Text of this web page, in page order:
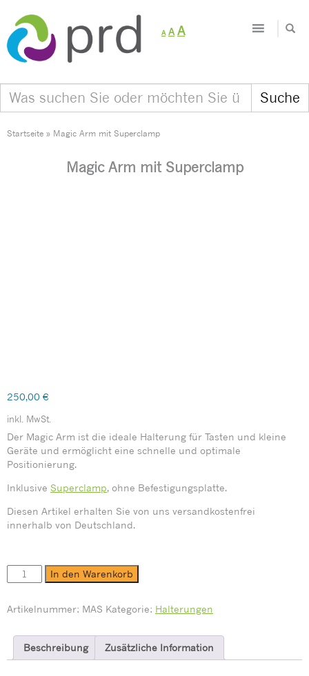
A
Decrease
font
A Reset
AIncrease
Startseite » Magic Arm mit Superclamp
Magic Arm mit Superclamp
250,00 €
inkl. MwSt.
Der Magic Arm ist die ide­ale Halterung für Tasten und kleine
Geräte und er­möglicht eine schnelle und optimale
Positionierung.
Inklusive Superclamp, ohne Befestigungsplatte.
Diesen Artikel erhalten Sie von uns versandkostenfrei
innerhalb von Deutschland.
In den Warenkorb
Artikelnummer: MAS Kategorie: Halterungen
Beschreibung Zusätzliche Information